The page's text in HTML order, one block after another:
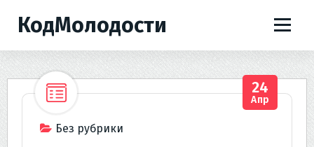
е
КодМолодости
Без рубрики
24
Апр